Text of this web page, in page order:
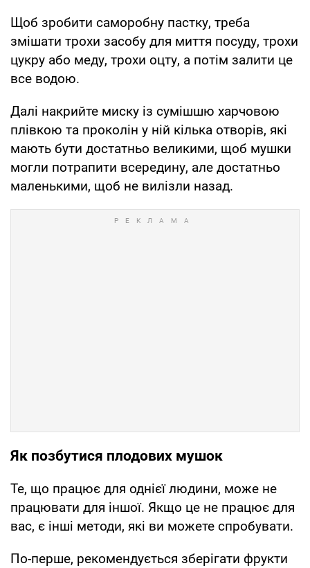
Щоб зробити саморобну пастку, треба
змішати трохи засобу для миття посуду, трохи
цукру або меду, трохи оцту, а потім залити це
все водою.
Далі накрийте миску із сумішшю харчовою
плівкою та проколін у ній кілька отворів, які
мають бути достатньо великими, щоб мушки
могли потрапити всередину, але достатньо
маленькими, щоб не вилізли назад.
Як позбутися плодових мушок
Те, що працює для однієї людини, може не
працювати для іншої. Якщо це не працює для
вас, є інші методи, які ви можете спробувати.
По-перше, рекомендується зберігати фрукти